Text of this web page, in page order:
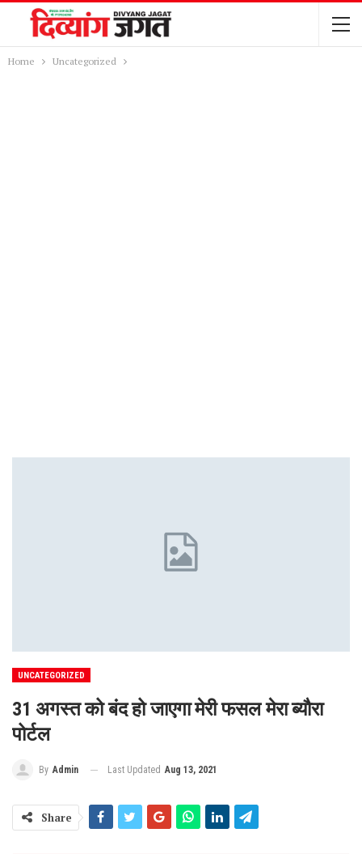
Home Uncategorized
UNCATEGORIZED
31 अगस्त को बंद हो जाएगा मेरी फसल मेरा ब्यौरा
पोर्टल
By Admin Last Updated Aug 13, 2021
Share